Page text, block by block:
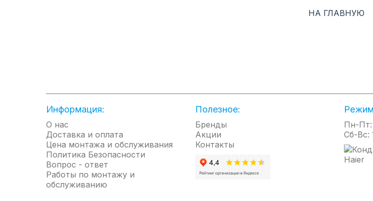
Автоматические горизонтальные жалюзи, управляемые с пульта ДУ
Набор аксессуаров в комплекте
НА ГЛАВНУЮ
Информация:
О нас
Доставка и оплата
Цена монтажа и обслуживания
Политика Безопасности
Вопрос - ответ
Работы по монтажу и
обслуживанию
Полезное:
Бренды
Акции
Контакты
Пн-Пт:
Сб-Вс: